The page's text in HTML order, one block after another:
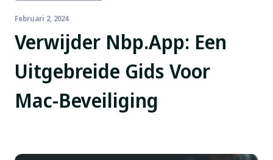
Verwijder Nbp.app: Een
Uitgebreide Gids Voor
Mac-Beveiliging
Februari 2, 2024